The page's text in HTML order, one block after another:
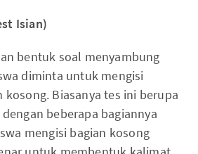
Isian)
bentuk soal menyambung
diminta untuk mengisi
kosong. Biasanya tes ini berupa
beberapa bagiannya
mengisi bagian kosong